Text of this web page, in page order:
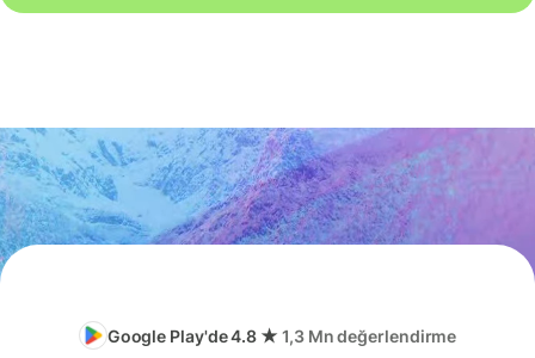
Google Play'de 4.8 ★ 1,3 Mn değerlendirme